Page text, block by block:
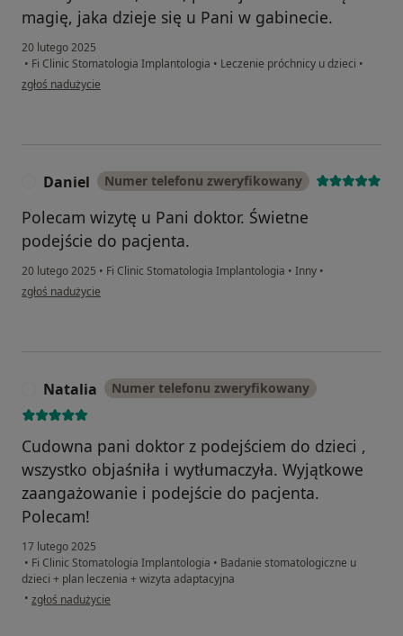
magię, jaka dzieje się u Pani w gabinecie.
20 lutego 2025
• Fi Clinic Stomatologia Implantologia • Leczenie próchnicy u dzieci •
w opinii użytkownika Anna z Gabrysią
zgłoś nadużycie
Daniel Numer telefonu zweryfikowany
Polecam wizytę u Pani doktor. Świetne
podejście do pacjenta.
20 lutego 2025 • Fi Clinic Stomatologia Implantologia • Inny •
w opinii użytkownika Daniel
zgłoś nadużycie
Natalia Numer telefonu zweryfikowany
Cudowna pani doktor z podejściem do dzieci ,
wszystko objaśniła i wytłumaczyła. Wyjątkowe
zaangażowanie i podejście do pacjenta.
Polecam!
17 lutego 2025
• Fi Clinic Stomatologia Implantologia • Badanie stomatologiczne u
dzieci + plan leczenia + wizyta adaptacyjna
• w opinii użytkownika Natalia
zgłoś nadużycie